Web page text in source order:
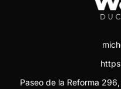
Paseo de la Reforma